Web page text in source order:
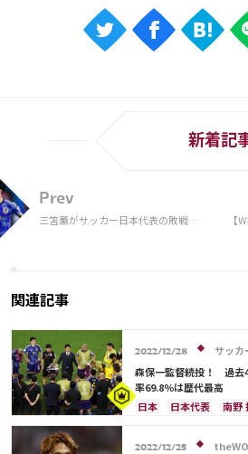
Prev
三笘薫がサッカー日本代表の敗戦に
新着記
【
関連記事
2022/12/28
サッカ
森保一監督続投！ 過
率69.8％は歴代最高
日本
日本代表 南野
三笘 薫
堂安 律 ブ
2022/12/25